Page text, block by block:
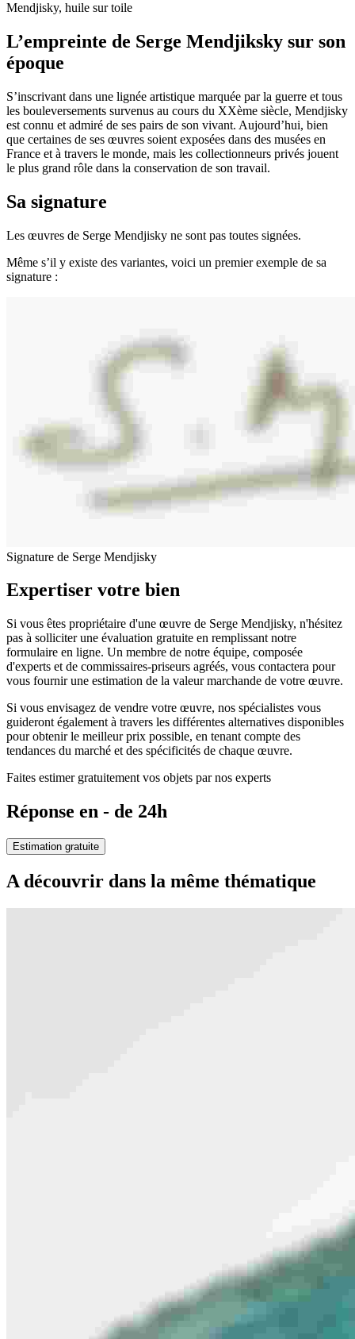
Mendjisky, huile sur toile
L’empreinte de Serge Mendjiksky sur son
époque
S’inscrivant dans une lignée artistique marquée par la guerre et tous
les bouleversements survenus au cours du XXème siècle, Mendjisky
est connu et admiré de ses pairs de son vivant. Aujourd’hui, bien
que certaines de ses œuvres soient exposées dans des musées en
France et à travers le monde, mais les collectionneurs privés jouent
le plus grand rôle dans la conservation de son travail.
Sa signature
Les œuvres de Serge Mendjisky ne sont pas toutes signées.
Même s’il y existe des variantes, voici un premier exemple de sa
signature :
Signature de Serge Mendjisky
Expertiser votre bien
Si vous êtes propriétaire d'une œuvre de Serge Mendjisky, n'hésitez
pas à solliciter une évaluation gratuite en remplissant notre
formulaire en ligne. Un membre de notre équipe, composée
d'experts et de commissaires-priseurs agréés, vous contactera pour
vous fournir une estimation de la valeur marchande de votre œuvre.
Si vous envisagez de vendre votre œuvre, nos spécialistes vous
guideront également à travers les différentes alternatives disponibles
pour obtenir le meilleur prix possible, en tenant compte des
tendances du marché et des spécificités de chaque œuvre.
Faites estimer gratuitement vos objets par nos experts
Réponse en - de 24h
Estimation gratuite
A découvrir dans la même thématique